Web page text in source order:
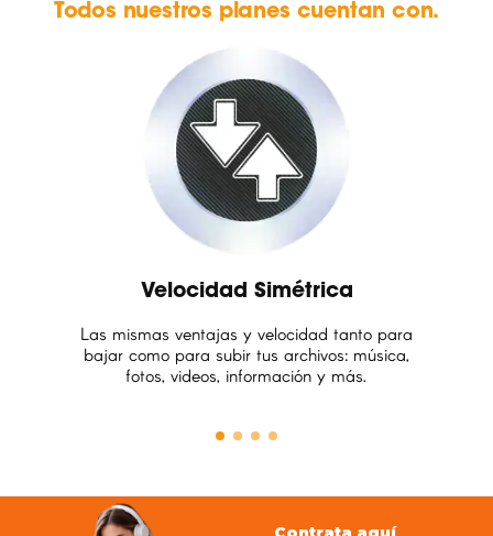
Todos nuestros planes cuentan con.
Velocidad Simétrica
Las mismas ventajas y velocidad tanto para
bajar como para subir tus archivos: música,
fotos, videos, información y más.